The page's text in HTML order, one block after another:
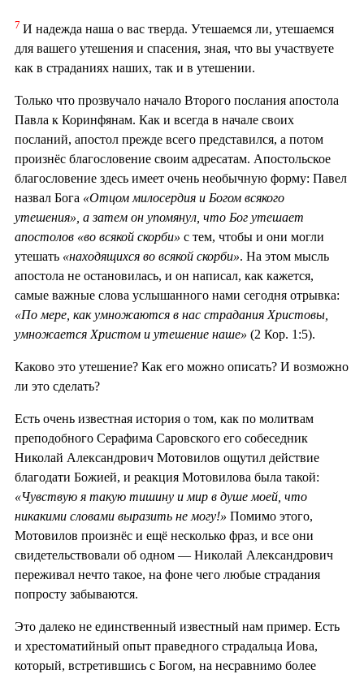
7 И надежда наша о вас тверда. Утешаемся ли, утешаемся
для вашего утешения и спасения, зная, что вы участвуете
как в страданиях наших, так и в утешении.
Только что прозвучало начало Второго послания апостола
Павла к Коринфянам. Как и всегда в начале своих
посланий, апостол прежде всего представился, а потом
произнёс благословение своим адресатам. Апостольское
благословение здесь имеет очень необычную форму: Павел
назвал Бога «Отцом милосердия и Богом всякого
утешения», а затем он упомянул, что Бог утешает
апостолов «во всякой скорби» с тем, чтобы и они могли
утешать «находящихся во всякой скорби». На этом мысль
апостола не остановилась, и он написал, как кажется,
самые важные слова услышанного нами сегодня отрывка:
«По мере, как умножаются в нас страдания Христовы,
умножается Христом и утешение наше» (2 Кор. 1:5).
Каково это утешение? Как его можно описать? И возможно
ли это сделать?
Есть очень известная история о том, как по молитвам
преподобного Серафима Саровского его собеседник
Николай Александрович Мотовилов ощутил действие
благодати Божией, и реакция Мотовилова была такой:
«Чувствую я такую тишину и мир в душе моей, что
никакими словами выразить не могу!» Помимо этого,
Мотовилов произнёс и ещё несколько фраз, и все они
свидетельствовали об одном — Николай Александрович
переживал нечто такое, на фоне чего любые страдания
попросту забываются.
Это далеко не единственный известный нам пример. Есть
и хрестоматийный опыт праведного страдальца Иова,
который, встретившись с Богом, на несравнимо более